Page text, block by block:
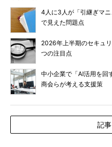
4人に3人が「引継ぎマ
で見えた問題点
2026年上半期のセキュ
つの注目点
中小企業で「AI活用を
商会らが考える支援策
記